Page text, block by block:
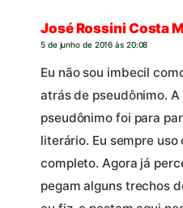
José Rossini Costa
5 de junho de 2016 às 20:08
Eu não sou imbecil
atrás de pseudônimo.
pseudônimo foi para
literário. Eu sempre
completo. Agora já
pegam alguns trechos